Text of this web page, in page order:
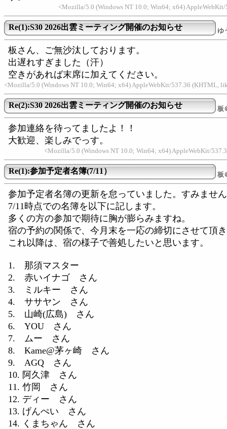
<Mozilla/5.0 (Windows NT 10.0; Win64; x64)
Re(1):S30 2026出雲ミーティング開催のお知らせ ゆ
板さん、ご無沙汰しております。
出遅れすぎました（汗）
空きがあれば末席に加えてください。
<Mozilla/5.0 (Windows NT 10.0; Win64; x64) AppleWebKit/537.36 (KHTML,
Re(2):S30 2026出雲ミーティング開催のお知らせ 板
参加連絡を待ってましたよ！！
大歓迎、楽しみでっす。
<Mozilla/5.0 (Windows NT 10.0; Win64; x64) AppleWebKit/
Re(1):参加予定者名簿(7/11） 板
参加予定者名簿の更新を怠っていました。すみませ
7/11時点での名簿を以下に記します。
多くの方の参加で期待に胸が膨らみますね。
宿の予約の関係で、今月末を一応の締切にさせて頂
これ以降は、宿の様子で善処したいと思います。
1. 那須マスター
2. 赤いイナゴ さん
3. ミルキー さん
4. ササヤン さん
5. 山崎(広島) さん
6. YOU さん
7. ムー さん
8. Kame@茅ヶ崎 さん
9. AGQ さん
10. 阿久津 さん
11. 竹岡 さん
12. ディー さん
13. げんぺい さん
14. くまちゃん さん